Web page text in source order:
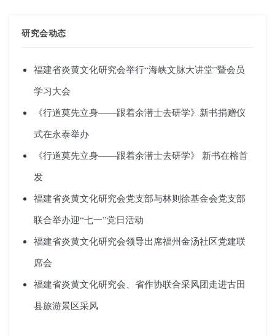
研究会动态
福建省炎黄文化研究会举行“海峡文脉大讲堂”暨会员
学习大会
《行道莫先立身——跟着余潜士去研学》新书捐赠仪
式在永泰举办
《行道莫先立身——跟着余潜士去研学》 新书在榕首
发
福建省炎黄文化研究会党支部与林则徐基金会党支部
联合举办迎“七一”党日活动
福建省炎黄文化研究会领导出席福州金汤社区党建联
席会
福建省炎黄文化研究会、省作协联合采风团走进古田
县旅游景区采风